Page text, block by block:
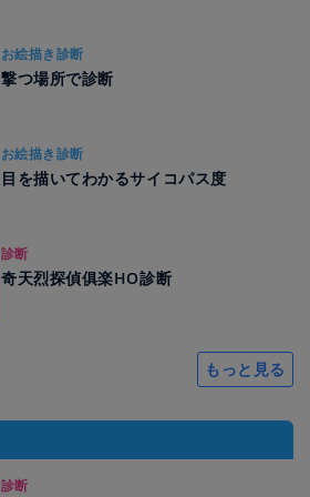
お絵描き診断
撃つ場所で診断
お絵描き診断
目を描いてわかるサイコパス度
診断
奇天烈探偵俱楽HO診断
もっと見る
診断